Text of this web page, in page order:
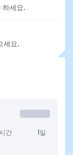
하세요.
세요.
간 1일